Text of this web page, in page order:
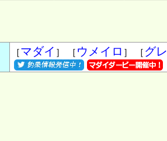
［マダイ ］ ［ ウメイロ ］ ［ グレ